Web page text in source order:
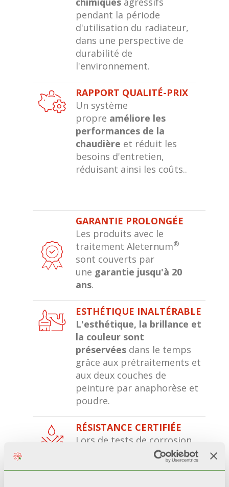
pendant la période
d'utilisation du radiateur,
dans une perspective de
durabilité de
l'environnement.
RAPPORT QUALITÉ-PRIX
Un système
propre améliore les
performances de la
chaudière et réduit les
besoins d'entretien,
réduisant ainsi les coûts..
GARANTIE PROLONGÉE
Les produits avec le
traitement Aleternum®
sont couverts par
une garantie jusqu'à 20
ans.
ESTHÉTIQUE INALTÉRABLE
L'esthétique, la brillance et
la couleur sont
préservées dans le temps
grâce aux prétraitements et
aux deux couches de
peinture par anaphorèse et
poudre.
RÉSISTANCE CERTIFIÉE
Lors de tests de corrosion
accélérée*, les radiateurs
avec une double couche de